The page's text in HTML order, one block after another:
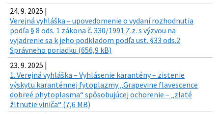
24. 9. 2025 |
Verejná vyhláška – upovedomenie o vydaní rozhodnutia
podľa § 8 ods. 1 zákona č. 330/1991 Z.z. s výzvou na
vyjadrenie sa k jeho podkladom podľa ust. §33 ods.2
Správneho poriadku (656,9 kB)
23. 9. 2025 |
1. Verejná vyhláška – Vyhlásenie karantény – zistenie
výskytu karanténnej fytoplazmy „Grapevine flavescence
dobreé phytoplasma“ spôsobujúcej ochorenie – „zlaté
žltnutie viniča“ (7,6 MB)